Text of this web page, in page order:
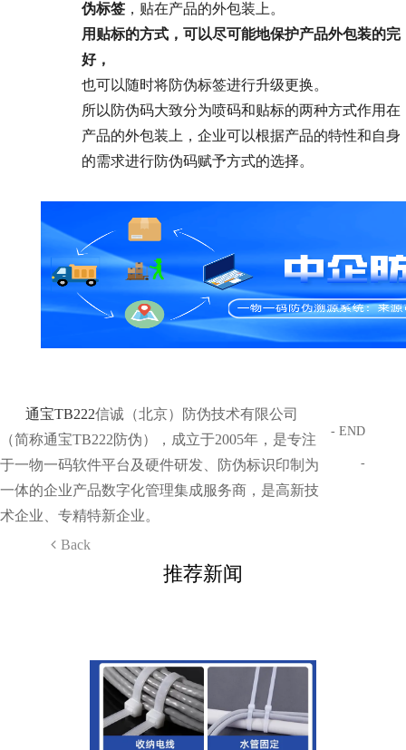
伪标签，贴在产品的外包装上。
用贴标的方式，可以尽可能地保护产品外包装的完
好，
也可以随时将防伪标签进行升级更换。
所以防伪码大致分为喷码和贴标的两种方式作用在
产品的外包装上，企业可以根据产品的特性和自身
的需求进行防伪码赋予方式的选择。
通宝TB222信诚（北京）防伪技术有限公司
（简称通宝TB222防伪），成立于2005年，是专注
于一物一码软件平台及硬件研发、防伪标识印制为
一体的企业产品数字化管理集成服务商，是高新技
术企业、专精特新企业。
Back
- END
-
推荐新闻